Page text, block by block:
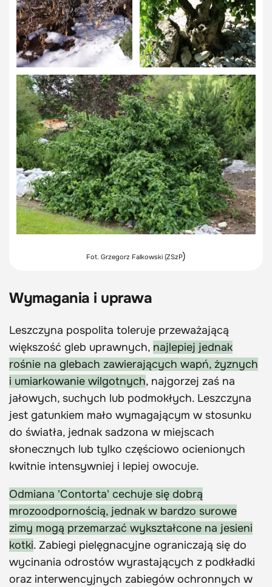
Fot. Grzegorz Falkowski (ZSzP)
Wymagania i uprawa
Leszczyna pospolita toleruje przeważającą
większość gleb uprawnych, najlepiej jednak
rośnie na glebach zawierających wapń, żyznych
i umiarkowanie wilgotnych, najgorzej zaś na
jałowych, suchych lub podmokłych. Leszczyna
jest gatunkiem mało wymagającym w stosunku
do światła, jednak sadzona w miejscach
słonecznych lub tylko częściowo ocienionych
kwitnie intensywniej i lepiej owocuje.
Odmiana 'Contorta' cechuje się dobrą
mrozoodpornością, jednak w bardzo surowe
zimy mogą przemarzać wykształcone na jesieni
kotki. Zabiegi pielęgnacyjne ograniczają się do
wycinania odrostów wyrastających z podkładki
oraz interwencyjnych zabiegów ochronnych w